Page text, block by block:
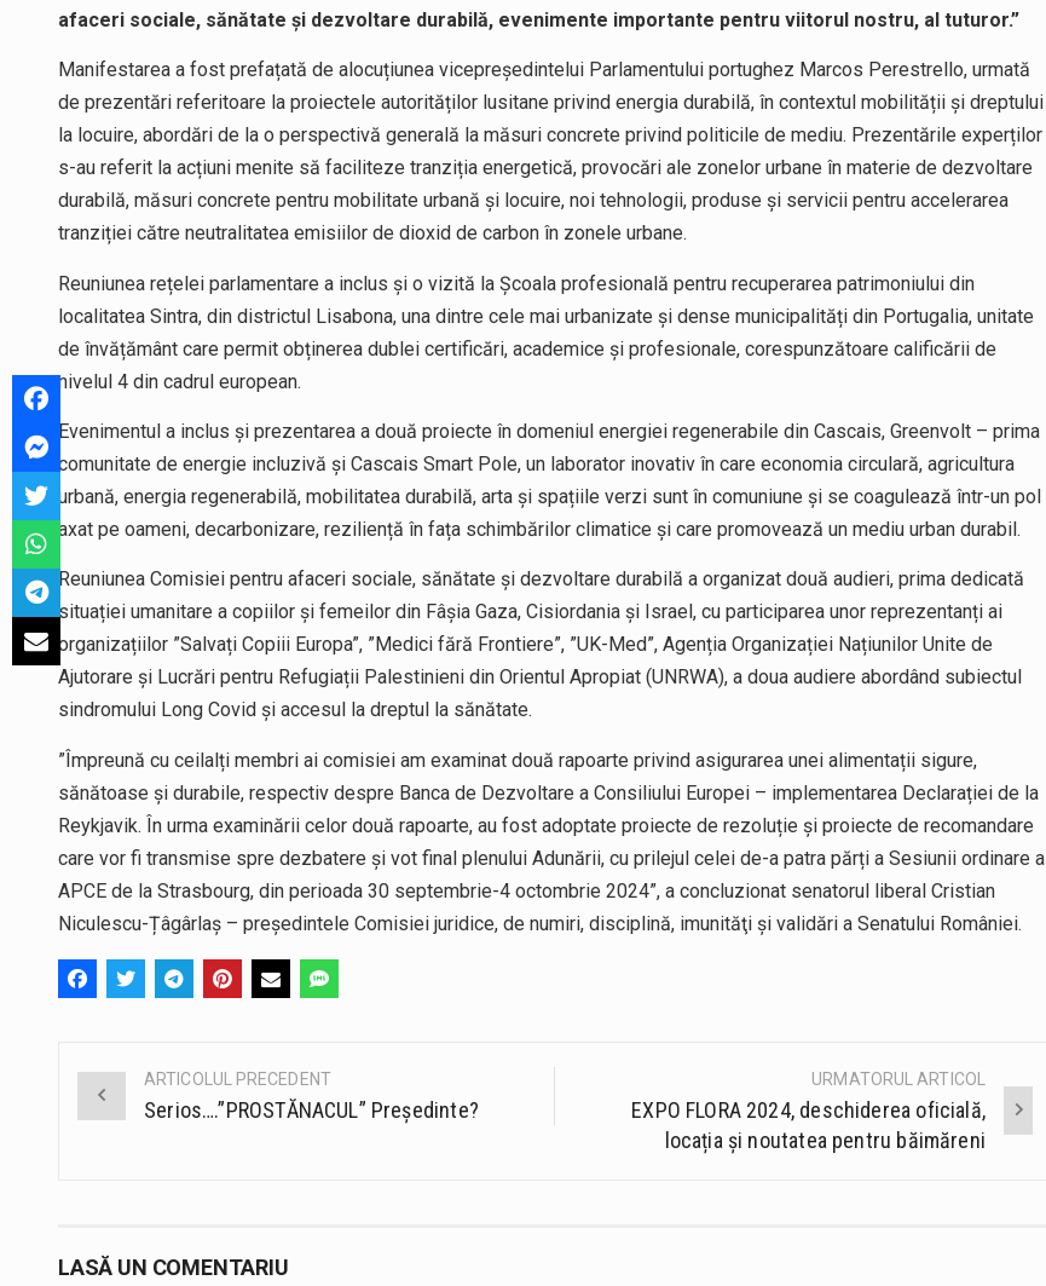
afaceri sociale, sănătate și dezvoltare durabilă, evenimente importante pentru viitorul nostru, al tuturor.”
Manifestarea a fost prefațată de alocuțiunea vicepreședintelui Parlamentului portughez Marcos Perestrello, urmată
de prezentări referitoare la proiectele autorităților lusitane privind energia durabilă, în contextul mobilității și dreptului
la locuire, abordări de la o perspectivă generală la măsuri concrete privind politicile de mediu. Prezentările experților
s-au referit la acțiuni menite să faciliteze tranziția energetică, provocări ale zonelor urbane în materie de dezvoltare
durabilă, măsuri concrete pentru mobilitate urbană și locuire, noi tehnologii, produse și servicii pentru accelerarea
tranziției către neutralitatea emisiilor de dioxid de carbon în zonele urbane.
Reuniunea rețelei parlamentare a inclus și o vizită la Școala profesională pentru recuperarea patrimoniului din
localitatea Sintra, din districtul Lisabona, una dintre cele mai urbanizate și dense municipalități din Portugalia, unitate
de învățământ care permit obținerea dublei certificări, academice și profesionale, corespunzătoare calificării de
nivelul 4 din cadrul european.
Evenimentul a inclus și prezentarea a două proiecte în domeniul energiei regenerabile din Cascais, Greenvolt – prima
comunitate de energie incluzivă și Cascais Smart Pole, un laborator inovativ în care economia circulară, agricultura
urbană, energia regenerabilă, mobilitatea durabilă, arta și spațiile verzi sunt în comuniune și se coagulează într-un pol
axat pe oameni, decarbonizare, reziliență în fața schimbărilor climatice și care promovează un mediu urban durabil.
Reuniunea Comisiei pentru afaceri sociale, sănătate și dezvoltare durabilă a organizat două audieri, prima dedicată
situației umanitare a copiilor și femeilor din Fâșia Gaza, Cisiordania și Israel, cu participarea unor reprezentanți ai
organizațiilor ”Salvați Copiii Europa”, ”Medici fără Frontiere”, ”UK-Med”, Agenția Organizației Națiunilor Unite de
Ajutorare și Lucrări pentru Refugiații Palestinieni din Orientul Apropiat (UNRWA), a doua audiere abordând subiectul
sindromului Long Covid și accesul la dreptul la sănătate.
”Împreună cu ceilalți membri ai comisiei am examinat două rapoarte privind asigurarea unei alimentații sigure,
sănătoase și durabile, respectiv despre Banca de Dezvoltare a Consiliului Europei – implementarea Declarației de la
Reykjavik. În urma examinării celor două rapoarte, au fost adoptate proiecte de rezoluție și proiecte de recomandare
care vor fi transmise spre dezbatere și vot final plenului Adunării, cu prilejul celei de-a patra părți a Sesiunii ordinare a
APCE de la Strasbourg, din perioada 30 septembrie-4 octombrie 2024”, a concluzionat senatorul liberal Cristian
Niculescu-Țâgârlaș – președintele Comisiei juridice, de numiri, disciplină, imunităţi şi validări a Senatului României.
Post
ARTICOLUL PRECEDENT
Serios….”PROSTĂNACUL” Președinte?
URMATORUL ARTICOL
EXPO FLORA 2024, deschiderea oficială,
locația și noutatea pentru băimăreni
LASĂ UN COMENTARIU